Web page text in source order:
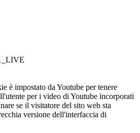
è impostato da Youtube per tenere
per i video di Youtube incorporati
se il visitatore del sito web sta
versione dell'interfaccia di